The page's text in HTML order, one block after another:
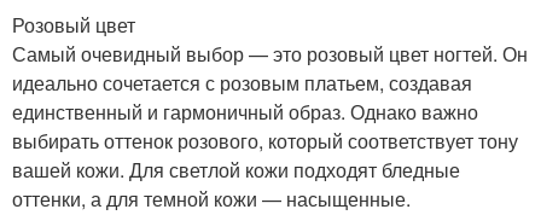
Розовый цвет
Самый очевидный выбор — это розовый цвет ногтей. Он
идеально сочетается с розовым платьем, создавая
единственный и гармоничный образ. Однако важно
выбирать оттенок розового, который соответствует тону
вашей кожи. Для светлой кожи подходят бледные
оттенки, а для темной кожи — насыщенные.